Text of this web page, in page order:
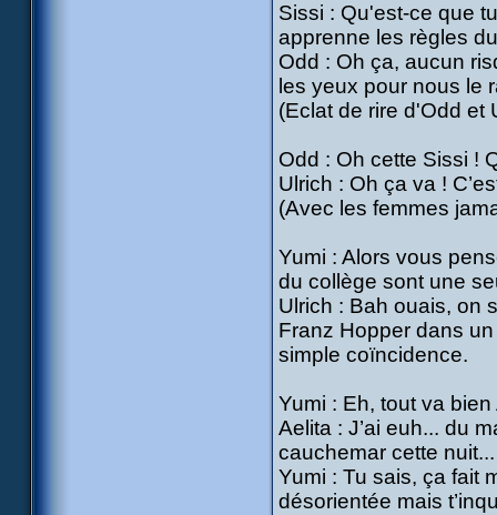
Sissi : Qu'est-ce que
apprenne les règles
Odd : Oh ça, aucun
les yeux pour nous le
(Eclat de rire d'Odd et
Odd : Oh cette Sissi !
Ulrich : Oh ça va !
(Avec les femmes
Yumi : Alors vous
du collège sont une
Ulrich : Bah ouais, on
Franz Hopper dans
simple coïncidence.
Yumi : Eh, tout va bien
Aelita : J’ai euh... du
cauchemar cette
Yumi : Tu sais, ça fait
désorientée mais